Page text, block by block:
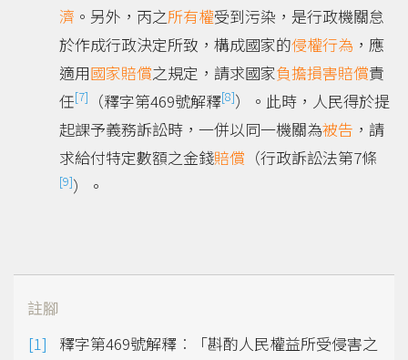
濟 。另外，丙之所有權受到污染，是行政機關怠
於作成行政決定所致，構成國家的侵權行為 ，應
適用國家賠償之規定，請求國家負擔損害賠償責
任[7] （釋字第469號解釋[8]）。此時，人民得於提
起課予義務訴訟時，一併以同一機關為被告 ，請
求給付特定數額之金錢賠償 （行政訴訟法第7條
[9]）。
註腳
釋字第469號解釋︰「斟酌人民權益所受侵害之